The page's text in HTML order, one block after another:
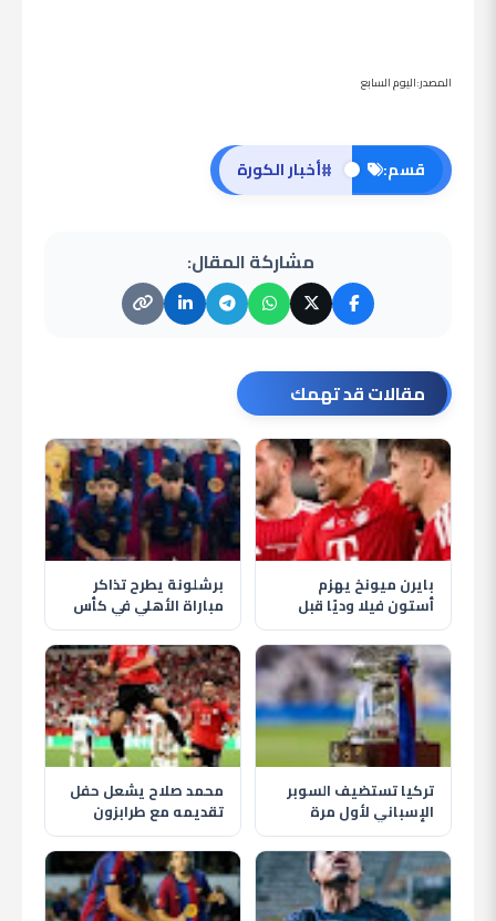
المصدر:اليوم السابع
قسم: #أخبار الكورة
مشاركة المقال:
مقالات قد تهمك
بايرن ميونخ يهزم
أستون فيلا وديًا قبل
انطلاق الموسم الجديد
برشلونة يطرح تذاكر
مباراة الأهلي في كأس
خوان جامبر قبل موقعة
كامب نو
تركيا تستضيف السوبر
الإسباني لأول مرة
بمشاركة برشلونة
وريال مدريد
محمد صلاح يشعل حفل
تقديمه مع طرابزون
سبور وسط استقبال
تاريخي للجماهير